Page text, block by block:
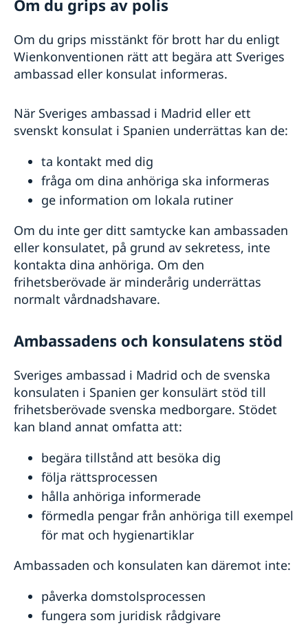
Förlust och bibehållande av svenskt medborgarskap
Om svenskt medborgarskap
Dubbelt medborgarskap
Gifta sig i Spanien
Vigsel på ambassaden
Vigsel inför spansk myndighet
Vigsel i Svenska kyrkan
Avgifter
Ambassadens reseinformation
Aktuella händelser
Terrorism
Naturförhållanden och katastrofer
In- och utresebestämmelser
Hälso- och sjukvård
Lokala lagar och sedvänjor
Kriminalitet och personlig säkerhet
Trafiksäkerhet
Resa i landet
Andorra och Gibraltar
Om du grips av polis
Om du grips misstänkt för brott har du enligt
Wienkonventionen rätt att begära att Sveriges
ambassad eller konsulat informeras.
När Sveriges ambassad i Madrid eller ett
svenskt konsulat i Spanien underrättas kan de:
ta kontakt med dig
fråga om dina anhöriga ska informeras
ge information om lokala rutiner
Om du inte ger ditt samtycke kan ambassaden
eller konsulatet, på grund av sekretess, inte
kontakta dina anhöriga. Om den
frihetsberövade är minderårig underrättas
normalt vårdnadshavare.
Ambassadens och konsulatens stöd
Sveriges ambassad i Madrid och de svenska
konsulaten i Spanien ger konsulärt stöd till
frihetsberövade svenska medborgare. Stödet
kan bland annat omfatta att:
begära tillstånd att besöka dig
följa rättsprocessen
hålla anhöriga informerade
förmedla pengar från anhöriga till exempel
för mat och hygienartiklar
Ambassaden och konsulaten kan däremot inte:
påverka domstolsprocessen
fungera som juridisk rådgivare